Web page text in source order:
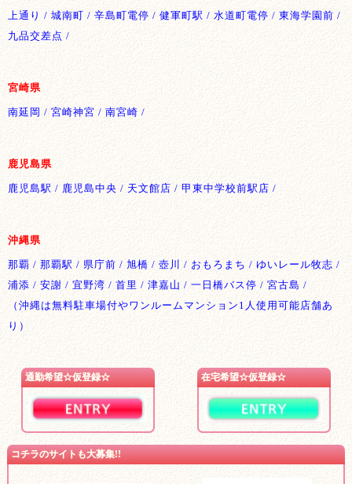
上通り / 城南町 / 辛島町電停 / 健軍町駅 / 水道町電停 / 東海学園前 /
九品交差点 /
宮崎県
南延岡 / 宮崎神宮 / 南宮崎 /
鹿児島県
鹿児島駅 / 鹿児島中央 / 天文館店 / 甲東中学校前駅店 /
沖縄県
那覇 / 那覇駅 / 県庁前 / 旭橋 / 壺川 / おもろまち / ゆいレール牧志 /
浦添 / 安謝 / 宜野湾 / 首里 / 津嘉山 / 一日橋バス停 / 宮古島 /
（沖縄は無料駐車場付やワンルームマンション1人使用可能店舗あ
り）
通勤希望☆仮登録☆ 在宅希望☆仮登録☆
コチラのサイトも大募集!!